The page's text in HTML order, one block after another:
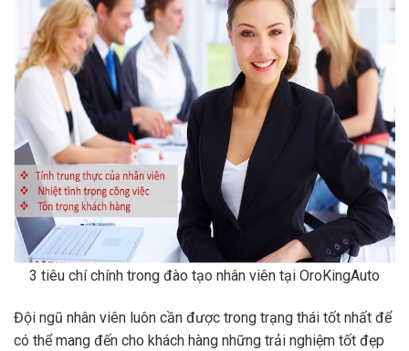
3 tiêu chí chính trong đào tạo nhân viên tại OroKingAuto
Đội ngũ nhân viên luôn cần được trong trạng thái tốt nhất để
có thể mang đến cho khách hàng những trải nghiệm tốt đẹp